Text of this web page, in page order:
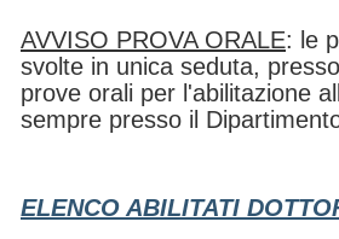
AVVISO PROVA ORALE: le
svolte in unica seduta,
prove orali per l'abilitazione
sempre presso il
ELENCO ABILITATI